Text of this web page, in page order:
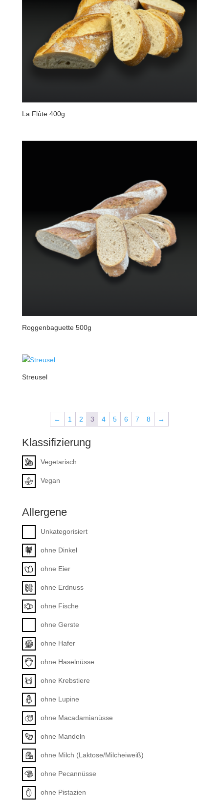
La Flûte 400g
Roggenbaguette 500g
Streusel
← 1 2 3 4 5 6 7 8 →
Klassifizierung
Vegetarisch
Vegan
Allergene
Unkategorisiert
ohne Dinkel
ohne Eier
ohne Erdnuss
ohne Fische
ohne Gerste
ohne Hafer
ohne Haselnüsse
ohne Krebstiere
ohne Lupine
ohne Macadamianüsse
ohne Mandeln
ohne Milch (Laktose/Milcheiweiß)
ohne Pecannüsse
ohne Pistazien